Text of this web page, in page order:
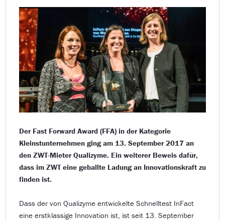
Der Fast Forward Award (FFA) in der Kategorie
Kleinstunternehmen ging am 13. September 2017 an
den ZWT-Mieter Qualizyme. Ein weiterer Beweis dafür,
dass im ZWT eine geballte Ladung an Innovationskraft zu
finden ist.
Dass der von Qualizyme entwickelte Schnelltest InFact
eine erstklassige Innovation ist, ist seit 13. September